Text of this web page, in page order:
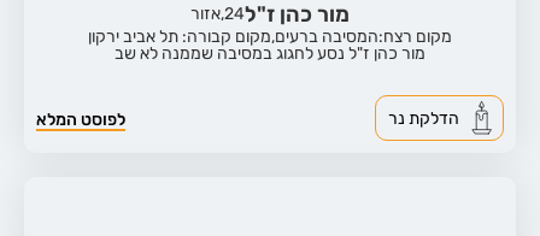
מור כהן ז"ל24,אזור
מקום רצח:המסיבה ברעים,מקום קבורה: תל אביב ירקון
מור כהן ז"ל נסע לחגוג במסיבה שממנה לא שב
לפוסט המלא הדלקת נר